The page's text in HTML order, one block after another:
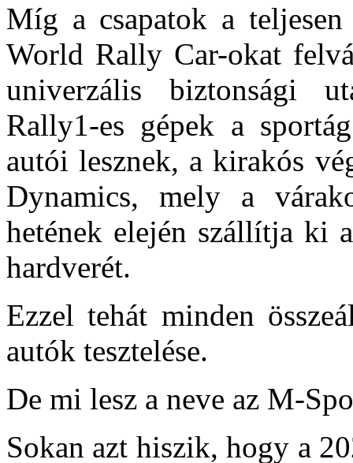
Míg a csapatok a
World Rally Car-okat
univerzális biztonsági
Rally1-es gépek a
autói lesznek, a kirakós
Dynamics, mely a
hetének elején szállítja ki
hardverét.
Ezzel tehát minden
autók tesztelése.
De mi lesz a neve az M-
Sokan azt hiszik, hogy a